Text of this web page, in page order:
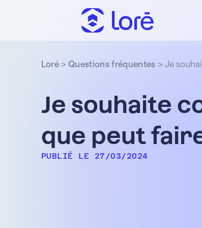
Je souhaite
que peut
PUBLIÉ LE 27/03/2024
Loré > Questions fréquentes > Je